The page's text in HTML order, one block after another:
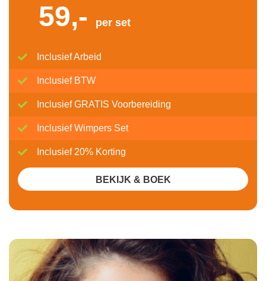
59,- per set
Inclusief Arbeid
Inclusief BTW
Inclusief GRATIS Voorbereiding
Inclusief Wimpers Set
Inclusief 20% Korting
BEKIJK & BOEK